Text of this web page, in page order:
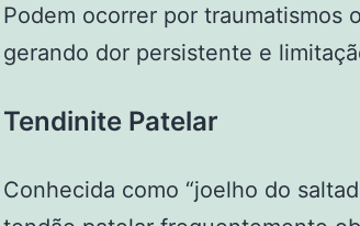
Podem ocorrer por traumatismos
gerando dor persistente e
Tendinite Patelar
Conhecida como “joelho do